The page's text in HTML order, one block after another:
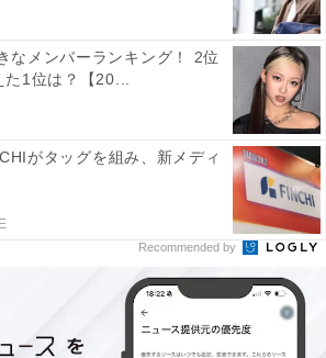
があるからです」（50代女性／大阪
まりました。
ントは原文ママです
上 恵
の編集者。オールアバウトに入社後、
ーカスした記事執筆やSEOライティ
のちにAll About ニュースチームのメ
は旅行・カルチャー・エンタメなど
担当。東京都出身。居酒屋巡りとス
なメンバーランキング！ 2位
た1位は？【20...
がタッグを組み、新メディ
Recommended by